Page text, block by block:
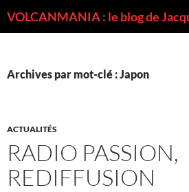
Archives par mot-clé : Japon
ACTUALITÉS
RADIO PASSION,
REDIFFUSION